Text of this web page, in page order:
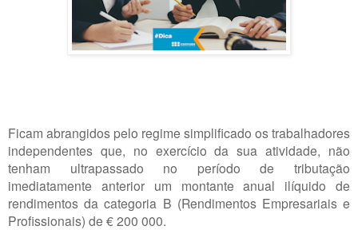
Ficam abrangidos pelo regime simplificado os trabalhadores
independentes que, no exercício da sua atividade, não
tenham ultrapassado no período de tributação
imediatamente anterior um montante anual ilíquido de
rendimentos da categoria B (Rendimentos Empresariais e
Profissionais) de € 200 000.